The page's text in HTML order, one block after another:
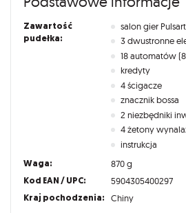
Zawartość
pudełka:
salon gier
3 dwustronne
18 automatów
kredyty
4 ścigacze
znacznik bossa
2 niezbędniki
4 żetony
instrukcja
Waga: 870 g
Kod EAN / UPC: 5904305400297
Kraj pochodzenia: Chiny